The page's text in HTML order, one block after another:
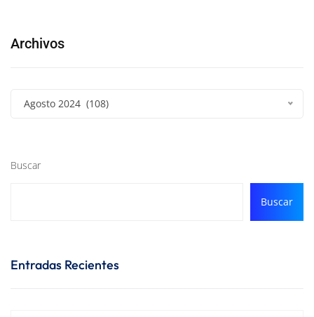
Archivos
Agosto 2024 (108)
Buscar
Buscar
Entradas Recientes